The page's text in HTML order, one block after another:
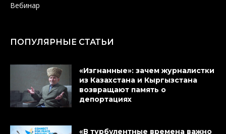
Вебинар
ПОПУЛЯРНЫЕ СТАТЬИ
«Изгнанные»: зачем журналистки
из Казахстана и Кыргызстана
возвращают память о
депортациях
«В турбулентные времена важно